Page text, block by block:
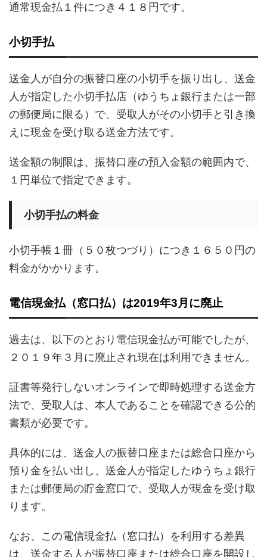
通常現金払１件につき４１８円です。
小切手払
送金人が自分の振替口座の小切手を振り出し、送金
人が指定した小切手払店（ゆうちょ銀行または一部
の郵便局に限る）で、受取人がその小切手と引き換
えに現金を受け取る送金方法です。
送金額の制限は、振替口座の預入金額の範囲内で、
１円単位で指定できます。
小切手払の料金
小切手帳１冊（５０枚つづり）につき１６５０円の
料金がかかります。
電信現金払（窓口払）は2019年3月に廃止
過去は、以下のとおり電信現金払が可能でしたが、
２０１９年３月に廃止され現在は利用できません。
証書等発行しないオンラインで即時処理する送金方
法で、受取人は、本人であることを確認できる公的
書類が必要です。
具体的には、送金人の振替口座または総合口座から
預り金を払い出し、送金人が指定したゆうちょ銀行
または郵便局の貯金窓口で、受取人が現金を受け取
ります。
なお、この電信現金払（窓口払）を利用する差異
は、送金する人が振替口座または総合口座を開設し